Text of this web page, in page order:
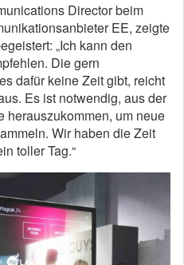
Director beim
EE, zeigte
„Ich kann den
Die gern
dafür keine Zeit gibt, reicht
Es ist notwendig, aus der
herauszukommen, um neue
Wir haben die Zeit
toller Tag.“